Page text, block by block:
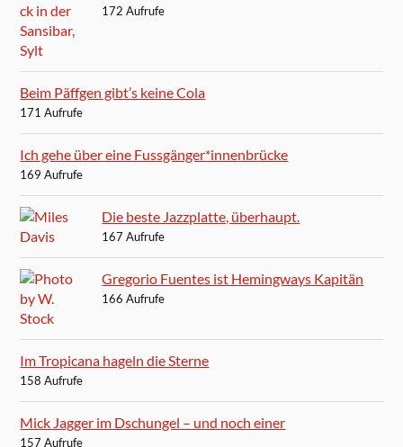
172 Aufrufe
Beim Päffgen gibt’s keine Cola
171 Aufrufe
Ich gehe über eine Fussgänger*innenbrücke
169 Aufrufe
Die beste Jazzplatte, überhaupt.
167 Aufrufe
Gregorio Fuentes ist Hemingways Kapitän
166 Aufrufe
Im Tropicana hageln die Sterne
158 Aufrufe
Mick Jagger im Dschungel – und noch einer
157 Aufrufe